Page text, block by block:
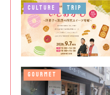
CULTURE TRIP
GOURMET